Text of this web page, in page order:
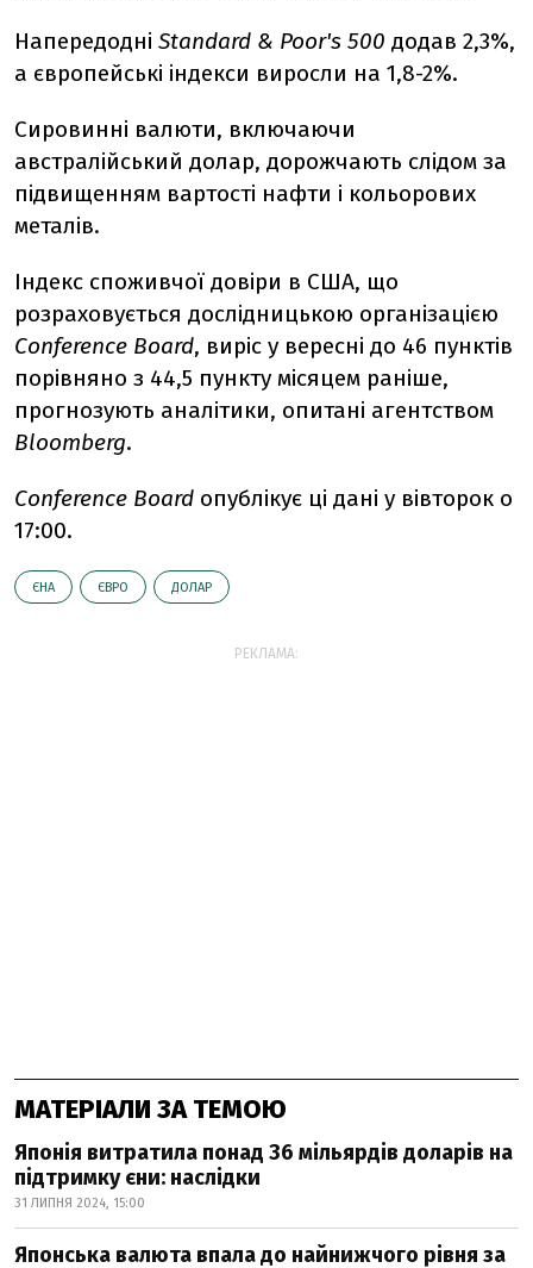
Напередодні Standard & Poor's 500 додав 2,3%,
а європейські індекси виросли на 1,8-2%.
Сировинні валюти, включаючи
австралійський долар, дорожчають слідом за
підвищенням вартості нафти і кольорових
металів.
Індекс споживчої довіри в США, що
розраховується дослідницькою організацією
Conference Board, виріс у вересні до 46 пунктів
порівняно з 44,5 пункту місяцем раніше,
прогнозують аналітики, опитані агентством
Bloomberg.
Conference Board опублікує ці дані у вівторок о
17:00.
ЄНА ЄВРО ДОЛАР
РЕКЛАМА:
МАТЕРІАЛИ ЗА ТЕМОЮ
Японія витратила понад 36 мільярдів доларів на
підтримку єни: наслідки
31 ЛИПНЯ 2024, 15:00
Японська валюта впала до найнижчого рівня за